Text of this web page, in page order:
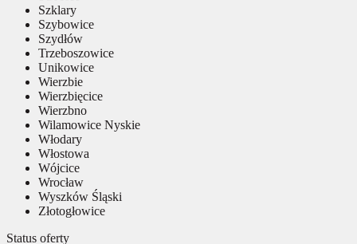
Szklary
Szybowice
Szydłów
Trzeboszowice
Unikowice
Wierzbie
Wierzbięcice
Wierzbno
Wilamowice Nyskie
Włodary
Włostowa
Wójcice
Wrocław
Wyszków Śląski
Złotogłowice
Status oferty